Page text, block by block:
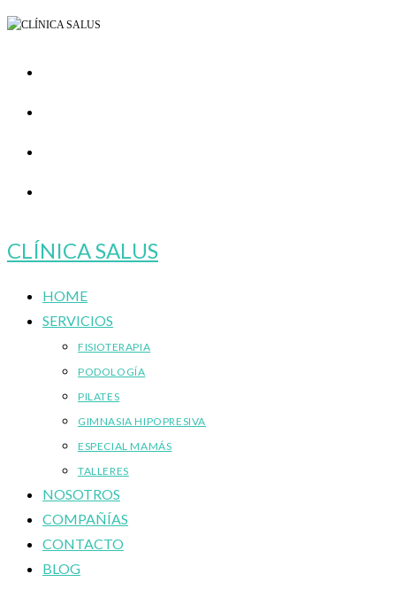
Ir
contenido
CLÍNICA SALUS
HOME
SERVICIOS
FISIOTERAPIA
PODOLOGÍA
PILATES
GIMNASIA HIPOPRESIVA
ESPECIAL MAMÁS
TALLERES
NOSOTROS
COMPAÑÍAS
CONTACTO
BLOG